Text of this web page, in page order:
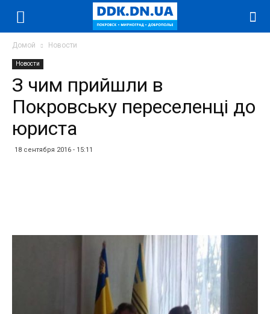
Домой Новости
Новости
З чим прийшли в
Покровську переселенці до
юриста
18 сентября 2016 - 15:11